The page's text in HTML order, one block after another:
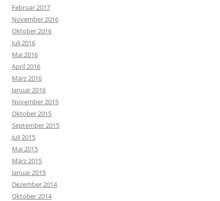
Februar 2017
November 2016
Oktober 2016
Juli 2016
Mai 2016
April 2016
März 2016
Januar 2016
November 2015
Oktober 2015
September 2015
Juli 2015
Mai 2015
März 2015
Januar 2015
Dezember 2014
Oktober 2014